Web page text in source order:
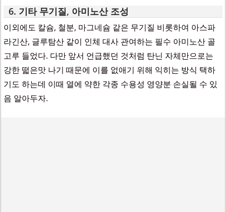
6. 기타 무기질, 아미노산 조성
이외에도 칼슘, 철분, 마그네슘 같은 무기질 비롯하여 아스파
라긴산, 글루탐산 같이 인체 대사 관여하는 필수 아미노산 골
고루 들었다. 다만 앞서 언급했던 것처럼 탄닌 자체만으로는
강한 떫은맛 나기 때문에 이를 없애기 위해 익히는 방식 택하
기도 하는데 이때 열에 약한 각종 수용성 영양분 손실될 수 있
음 알아두자.